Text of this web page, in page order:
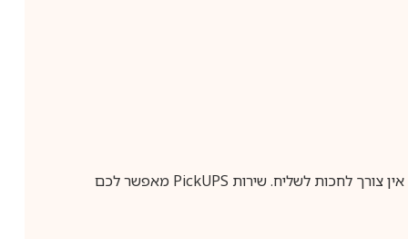
צורך לחכות לשליח. שירות PickUPS מאפשר לכם